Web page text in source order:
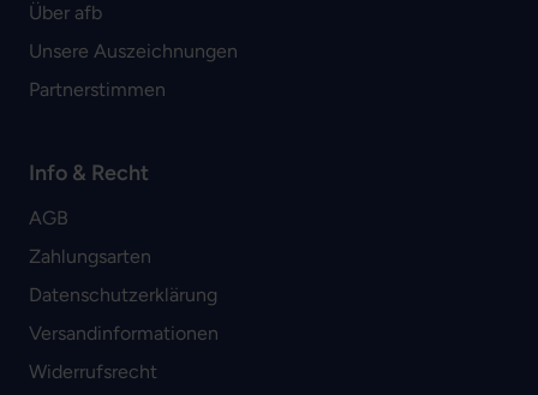
Über afb
Unsere Auszeichnungen
Partnerstimmen
Info & Recht
AGB
Zahlungsarten
Datenschutzerklärung
Versandinformationen
Widerrufsrecht